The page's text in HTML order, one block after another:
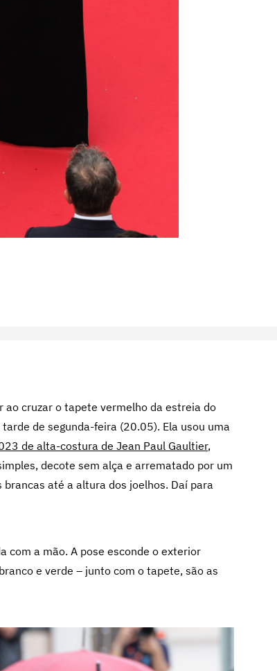
ao cruzar o tapete vermelho da estreia do
tarde de segunda-feira (20.05). Ela usou uma
de alta-costura de Jean Paul Gaultier,
decote sem alça e arrematado por um
até a altura dos joelhos. Daí para
com a mão. A pose esconde o exterior
e verde – junto com o tapete, são as